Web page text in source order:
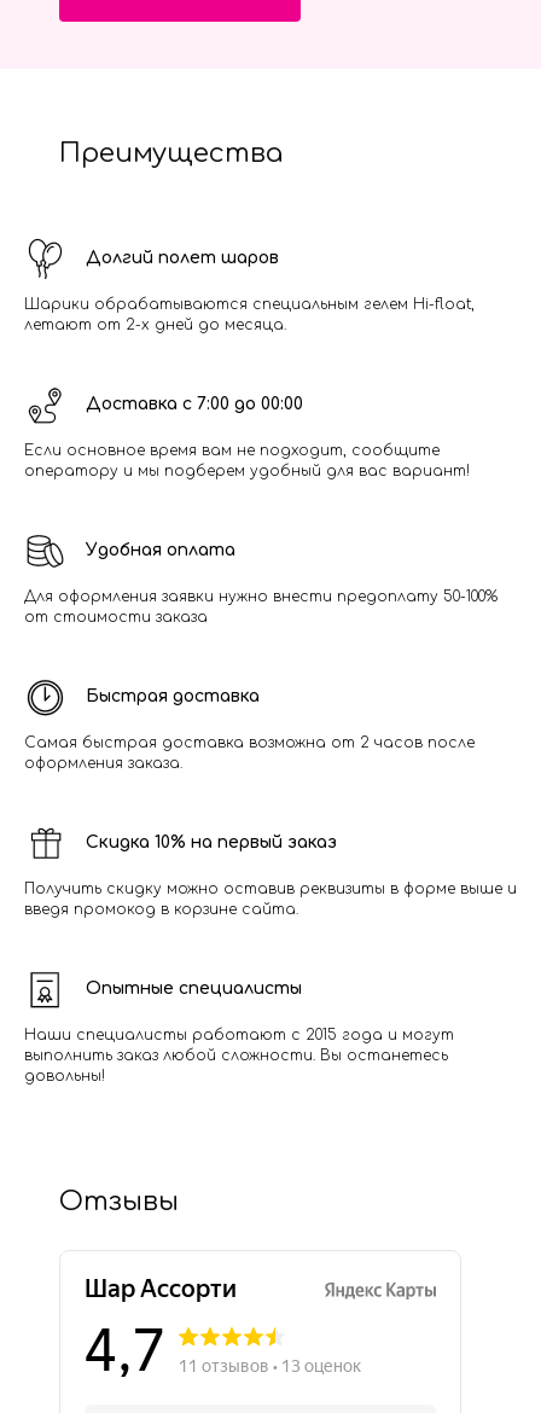
Преимущества
Долгий полет шаров
Шарики обрабатываются специальным гелем Hi-float,
летают от 2-х дней до месяца.
Доставка с 7:00 до 00:00
Если основное время вам не подходит, сообщите
оператору и мы подберем удобный для вас вариант!
Удобная оплата
Для оформления заявки нужно внести предоплату 50-100%
от стоимости заказа
Быстрая доставка
Самая быстрая доставка возможна от 2 часов после
оформления заказа.
Скидка 10% на первый заказ
Получить скидку можно оставив реквизиты в форме выше и
введя промокод в корзине сайта.
Опытные специалисты
Наши специалисты работают с 2015 года и могут
выполнить заказ любой сложности. Вы останетесь
довольны!
Отзывы